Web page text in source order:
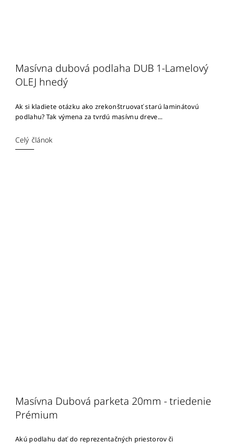
Masívna dubová podlaha DUB 1-Lamelový
OLEJ hnedý
Ak si kladiete otázku ako zrekonštruovať starú laminátovú
podlahu? Tak výmena za tvrdú masívnu dreve...
Celý článok
Masívna Dubová parketa 20mm - triedenie
Prémium
Akú podlahu dať do reprezentačných priestorov či